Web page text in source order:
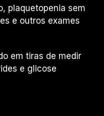
plaquetopenia sem
e outros exames
em tiras de medir
e glicose